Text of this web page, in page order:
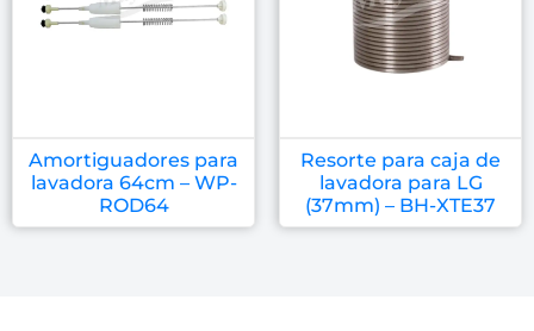
Amortiguadores para
lavadora 64cm – WP-
ROD64
Resorte para caja de
lavadora para LG
(37mm) – BH-XTE37